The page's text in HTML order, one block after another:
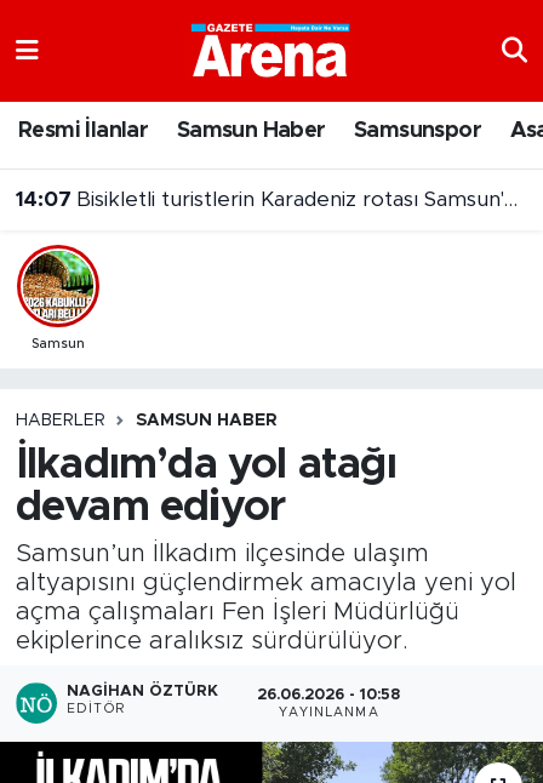
Resmi İlanlar Samsun Haber Samsunspor
14:07 Bisikletli turistlerin Karadeniz rotası Samsun'da sona erdi
Samsun
HABERLER SAMSUN HABER
İlkadım’da yol atağı
devam ediyor
Samsun’un İlkadım ilçesinde ulaşım
altyapısını güçlendirmek amacıyla yeni yol
açma çalışmaları Fen İşleri Müdürlüğü
ekiplerince aralıksız sürdürülüyor.
NAGIHAN ÖZTÜRK
EDITÖR
26.06.2026 - 10:58
YAYINLANMA
Trafik Durumu
Süper Lig Puan Durumu ve Fikstür
Son Dakika Haberleri
Haber Arşivi